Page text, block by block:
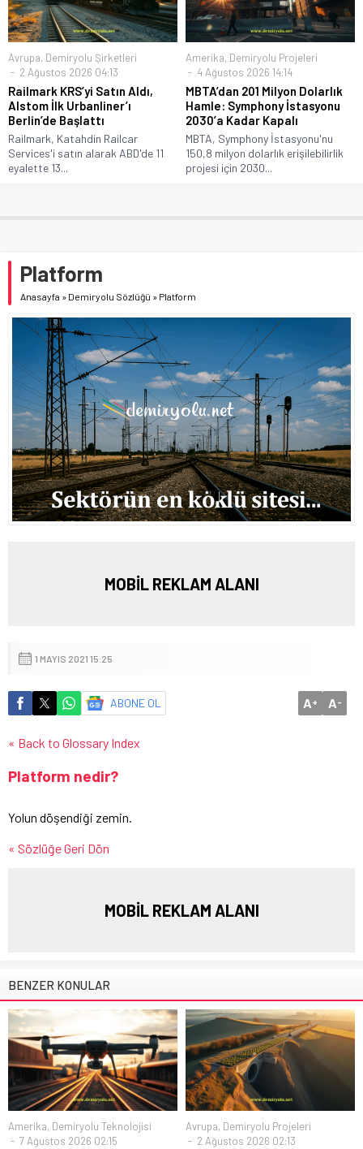
Avrupa, Demiryolu Şirketleri
2 Ağustos 2026 04:13
Railmark KRS’yi Satın Aldı,
Alstom İlk Urbanliner’ı
Berlin’de Başlattı
Railmark, Katahdin Railcar
Services'i satın alarak ABD'de 11
eyalette 13...
Amerika, Demiryolu Projeleri
4 Ağustos 2026 14:14
MBTA’dan 201 Milyon Dolarlık
Hamle: Symphony İstasyonu
2030’a Kadar Kapalı
MBTA, Symphony İstasyonu'nu
150,8 milyon dolarlık erişilebilirlik
projesi için 2030...
Platform
Anasayfa » Demiryolu Sözlüğü » Platform
MOBİL REKLAM ALANI
1 MAYIS 2021 15:25
ABONE OL A+ A-
« Back to Glossary Index
Platform nedir?
Yolun döşendiği zemin.
« Sözlüğe Geri Dön
MOBİL REKLAM ALANI
BENZER KONULAR
Amerika, Demiryolu Teknolojisi
7 Ağustos 2026 02:15
Avrupa, Demiryolu Projeleri
2 Ağustos 2026 02:13